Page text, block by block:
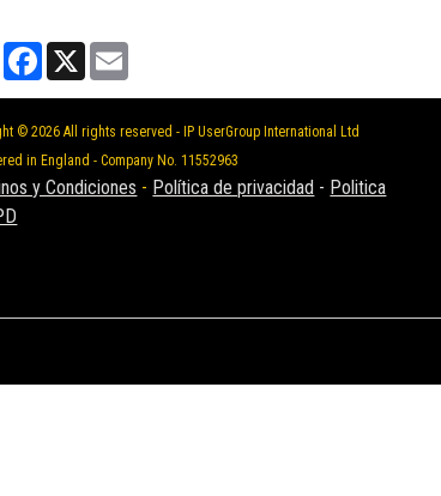
PartagerFacebook
X
© 2026 All rights reserved - IP UserGroup International Ltd
in England - Company No. 11552963
y Condiciones - Política de privacidad - Politica